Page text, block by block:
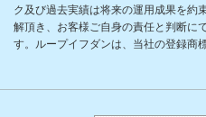
ク及び過去実績は将来の運用成果を約
解頂き、お客様ご自身の責任と判断に
す。ループイフダンは、当社の登録商標